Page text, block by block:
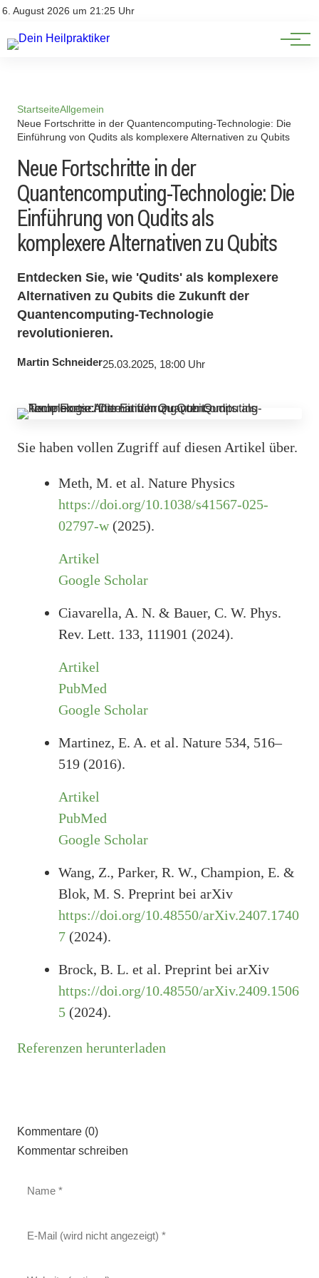
6. August 2026 um 21:25 Uhr
Impressum
Natürliche Medizin
Heilpflanzen & Kräuterkunde
StartseiteAllgemein
Neue Fortschritte in der Quantencomputing-Technologie: Die
Einführung von Qudits als komplexere Alternativen zu Qubits
Neue Fortschritte in der
Quantencomputing-Technologie: Die
Einführung von Qudits als
komplexere Alternativen zu Qubits
Entdecken Sie, wie 'Qudits' als komplexere
Alternativen zu Qubits die Zukunft der
Quantencomputing-Technologie
revolutionieren.
Martin Schneider25.03.2025, 18:00 Uhr
Sie haben vollen Zugriff auf diesen Artikel über.
Meth, M. et al. Nature Physics
https://doi.org/10.1038/s41567-025-
02797-w(2025).
Artikel
Google Scholar
Ciavarella, A. N. & Bauer, C. W. Phys.
Rev. Lett. 133, 111901 (2024).
Artikel
PubMed
Google Scholar
Martinez, E. A. et al. Nature 534, 516–
519 (2016).
Artikel
PubMed
Google Scholar
Wang, Z., Parker, R. W., Champion, E. &
Blok, M. S. Preprint bei arXiv
https://doi.org/10.48550/arXiv.2407.1740
7 (2024).
Brock, B. L. et al. Preprint bei arXiv
https://doi.org/10.48550/arXiv.2409.1506
5 (2024).
Referenzen herunterladen
Kommentare (0)
Kommentar schreiben